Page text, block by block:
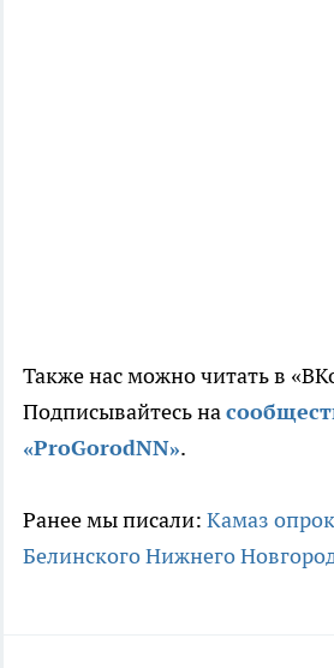
Также нас можно читать в
Подписывайтесь на
«ProGorodNN».
Ранее мы писали: Камаз
Белинского Нижнего